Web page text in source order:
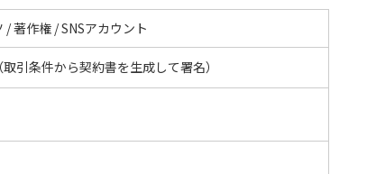
/ 著作権 / SNSアカウント
引条件から契約書を生成して署名）